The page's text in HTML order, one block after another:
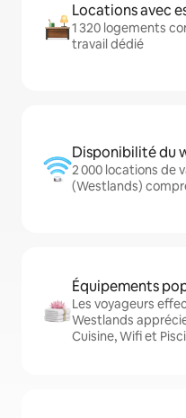
Locations avec
1 320 logements
travail dédié
Disponibilité du
2 000 locations de
(Westlands)
Équipements
Les voyageurs
Westlands
Cuisine, Wifi et